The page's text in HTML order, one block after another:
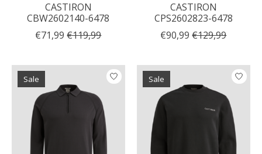
CASTIRON
CBW2602140-6478
€71,99 €119,99
CASTIRON
CPS2602823-6478
€90,99 €129,99
Sale Sale